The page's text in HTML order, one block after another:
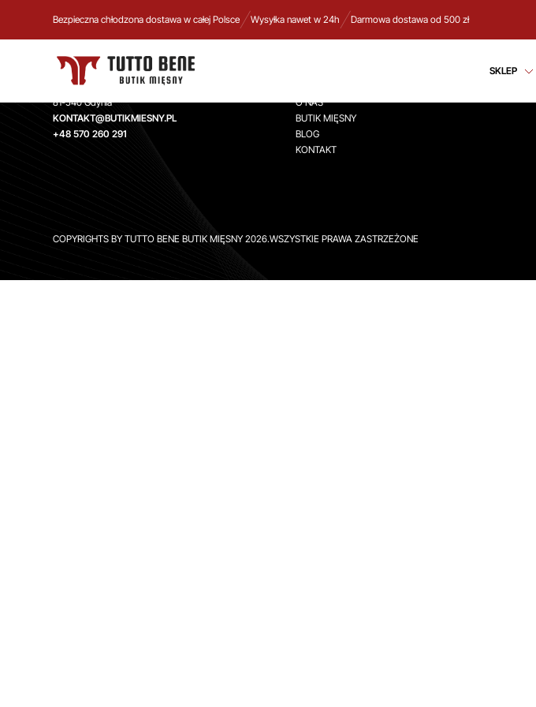
Bezpieczna chłodzona dostawa w całej Polsce Wysyłka nawet w 24h Darmowa dostawa od 500 zł
SKLEP
TUTTO BENE BUTIK MIĘSNY
Aleja Zwycięstwa 244,
81-540 Gdynia
KONTAKT@BUTIKMIESNY.PL
+48 570 260 291
O NAS
BUTIK MIĘSNY
BLOG
KONTAKT
COPYRIGHTS BY TUTTO BENE BUTIK MIĘSNY 2026.WSZYSTKIE PRAWA ZASTRZEŻONE